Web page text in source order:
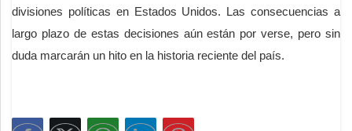
divisiones políticas en Estados Unidos. Las consecuencias a
largo plazo de estas decisiones aún están por verse, pero sin
duda marcarán un hito en la historia reciente del país.